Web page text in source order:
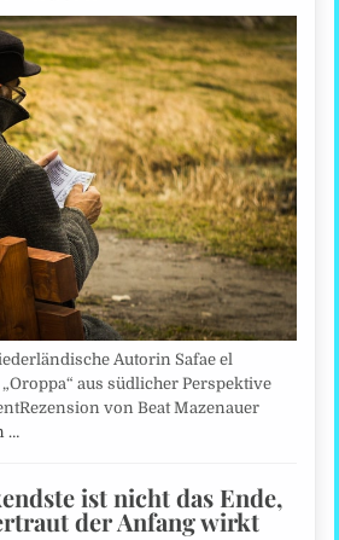
Autorin Safae el
aus südlicher Perspektive
von Beat Mazenauer
…
ist nicht das Ende,
der Anfang wirkt